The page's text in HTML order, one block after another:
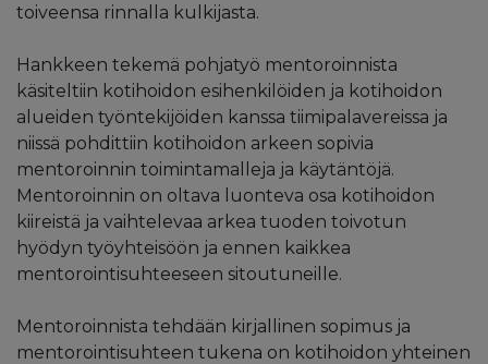
toiveensa rinnalla kulkijasta.
Hankkeen tekemä pohjatyö mentoroinnista
käsiteltiin kotihoidon esihenkilöiden ja kotihoidon
alueiden työntekijöiden kanssa tiimipalavereissa ja
niissä pohdittiin kotihoidon arkeen sopivia
mentoroinnin toimintamalleja ja käytäntöjä.
Mentoroinnin on oltava luonteva osa kotihoidon
kiireistä ja vaihtelevaa arkea tuoden toivotun
hyödyn työyhteisöön ja ennen kaikkea
mentorointisuhteeseen sitoutuneille.
Mentoroinnista tehdään kirjallinen sopimus ja
mentorointisuhteen tukena on kotihoidon yhteinen